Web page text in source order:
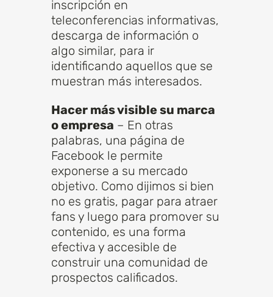
inscripción en
teleconferencias informativas,
descarga de información o
algo similar, para ir
identificando aquellos que se
muestran más interesados.
Hacer más visible su marca
o empresa – En otras
palabras, una página de
Facebook le permite
exponerse a su mercado
objetivo. Como dijimos si bien
no es gratis, pagar para atraer
fans y luego para promover su
contenido, es una forma
efectiva y accesible de
construir una comunidad de
prospectos calificados.